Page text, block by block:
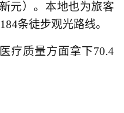
元）。本地也为旅客
条徒步观光路线。
疗质量方面拿下70.4